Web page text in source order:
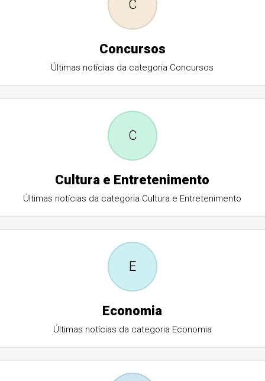
C
Concursos
Últimas notícias da categoria Concursos
C
Cultura e Entretenimento
Últimas notícias da categoria Cultura e Entretenimento
E
Economia
Últimas notícias da categoria Economia